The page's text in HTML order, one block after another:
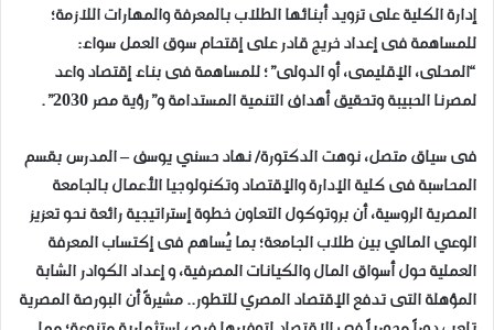
إدارة الكلية على تزويد أبنائها الطلاب بالمعرفة والمهارات اللازمة؛
للمساهمة فى إعداد خريج قادر على إقتحام سوق العمل سواء:
“المحلى، الإقليمى، أو الدولى”؛ للمساهمة فى بناء إقتصاد واعد
لمصرنا الحبيبة وتحقيق أهداف التنمية المستدامة و”رؤية مصر 2030”.
فى سياق متصل، نوهت الدكتورة/ نهاد حسني يوسف – المدرس بقسم
المحاسبة فى كلية الإدارة والإقتصاد وتكنولوجيا الأعمال بالجامعة
المصرية الروسية، أن بروتوكول التعاون خطوة إستراتيجية رائعة نحو تعزيز
الوعي المالي بين طلاب الجامعة؛ بما يُساهم فى إكتساب المعرفة
العملية حول أسواق المال والكيانات المصرفية، و إعداد الكوادر الشابة
المؤهلة التى تدفع الإقتصاد المصري للتطور.. مشيرةً أن البورصة المصرية